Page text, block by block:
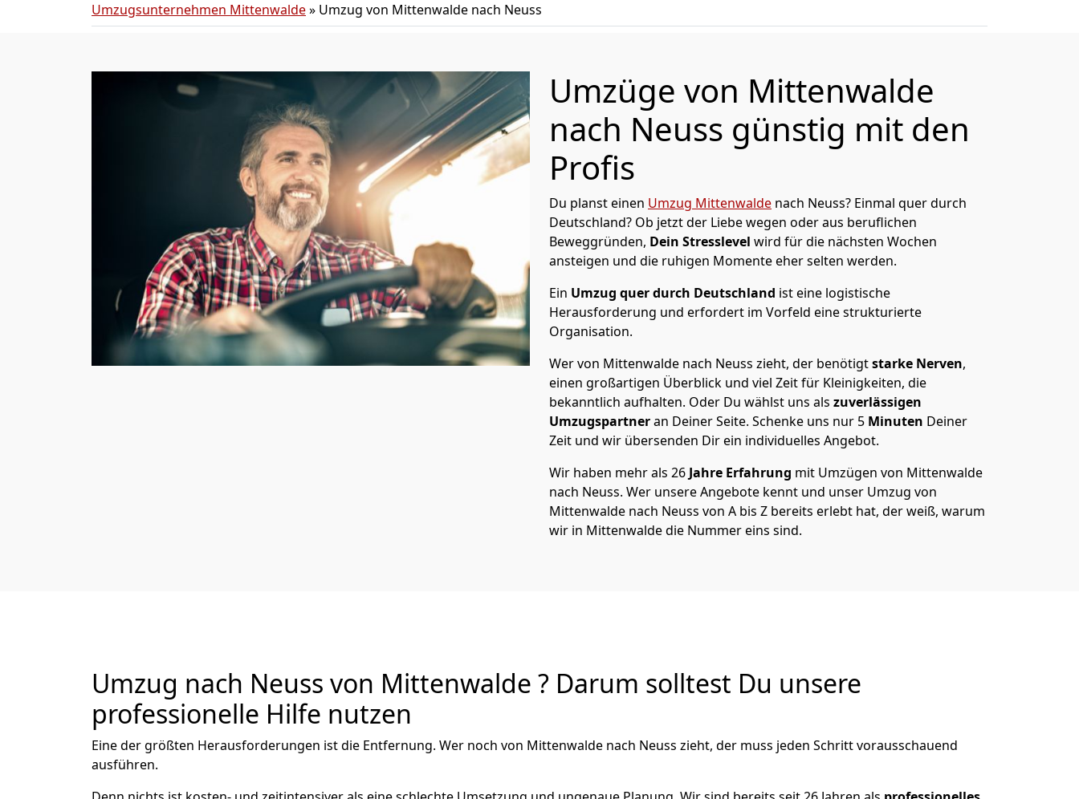
Umzugsunternehmen Mittenwalde» Umzug von Mittenwalde nach Neuss
Umzüge von Mittenwalde
nach Neuss günstig mit den
Profis
Du planst einen Umzug Mittenwalde nach Neuss? Einmal quer durch
Deutschland? Ob jetzt der Liebe wegen oder aus beruflichen
Beweggründen, Dein Stresslevel wird für die nächsten Wochen
ansteigen und die ruhigen Momente eher selten werden.
Ein Umzug quer durch Deutschland ist eine logistische
Herausforderung und erfordert im Vorfeld eine strukturierte
Organisation.
Wer von Mittenwalde nach Neuss zieht, der benötigtstarke Nerven,
einen großartigen Überblick und viel Zeit für Kleinigkeiten, die
bekanntlich aufhalten. Oder Du wählst uns als zuverlässigen
Umzugspartneran Deiner Seite. Schenke uns nur 5 Minuten Deiner
Zeit und wir übersenden Dir ein individuelles Angebot.
Wir haben mehr als 26 Jahre Erfahrung mit Umzügen von Mittenwalde
nach Neuss. Wer unsere Angebote kennt und unser Umzug von
Mittenwalde nach Neuss von A bis Z bereits erlebt hat, der weiß, warum
wir in Mittenwalde die Nummer eins sind.
Umzug nach Neuss von Mittenwalde ? Darum solltest Du unsere
professionelle Hilfe nutzen
Eine der größten Herausforderungen ist die Entfernung. Wer noch von Mittenwalde nach Neuss zieht, der muss jeden Schritt vorausschauend
ausführen.